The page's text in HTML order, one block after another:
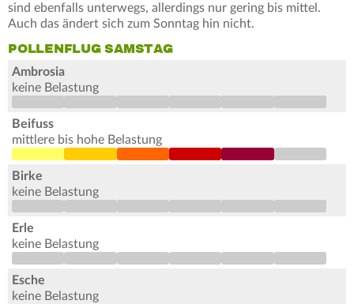
sind ebenfalls unterwegs, allerdings nur gering bis mittel.
Auch das ändert sich zum Sonntag hin nicht.
POLLENFLUG SAMSTAG
Ambrosia
keine Belastung
Beifuss
mittlere bis hohe Belastung
Birke
keine Belastung
Erle
keine Belastung
Esche
keine Belastung